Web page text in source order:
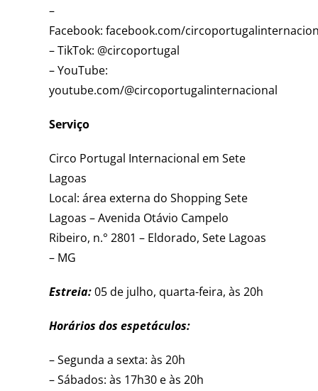
–
Facebook: facebook.com/
– TikTok: @circoportugal
– YouTube:
youtube.com/@circoportugalinternacional
Serviço
Circo Portugal Internacional em Sete
Lagoas
Local: área externa do Shopping Sete
Lagoas – Avenida Otávio Campelo
Ribeiro, n.° 2801 – Eldorado, Sete Lagoas
– MG
Estreia:05 de julho, quarta-feira, às 20h
Horários dos espetáculos:
– Segunda a sexta: às 20h
– Sábados: às 17h30 e às 20h